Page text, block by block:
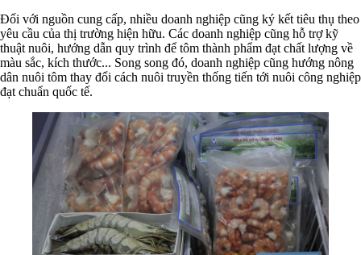
Đối với nguồn cung cấp, nhiều doanh nghiệp cũng ký kết tiêu thụ theo
yêu cầu của thị trường hiện hữu. Các doanh nghiệp cũng hỗ trợ kỹ
thuật nuôi, hướng dẫn quy trình để tôm thành phẩm đạt chất lượng về
màu sắc, kích thước... Song song đó, doanh nghiệp cũng hướng nông
dân nuôi tôm thay đổi cách nuôi truyền thống tiến tới nuôi công nghiệp
đạt chuẩn quốc tế.